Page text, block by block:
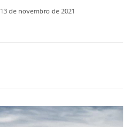
13 de novembro de 2021